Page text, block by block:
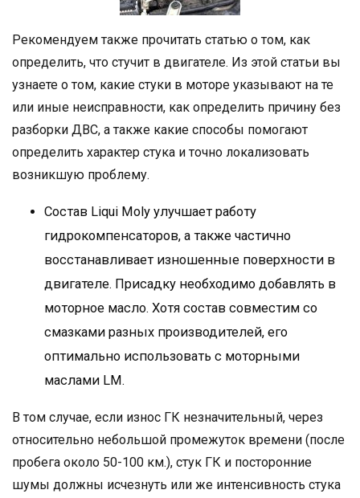
Рекомендуем также прочитать статью о том, как
определить, что стучит в двигателе. Из этой статьи вы
узнаете о том, какие стуки в моторе указывают на те
или иные неисправности, как определить причину без
разборки ДВС, а также какие способы помогают
определить характер стука и точно локализовать
возникшую проблему.
Состав Liqui Moly улучшает работу
гидрокомпенсаторов, а также частично
восстанавливает изношенные поверхности в
двигателе. Присадку необходимо добавлять в
моторное масло. Хотя состав совместим со
смазками разных производителей, его
оптимально использовать с моторными
маслами LM.
В том случае, если износ ГК незначительный, через
относительно небольшой промежуток времени (после
пробега около 50-100 км.), стук ГК и посторонние
шумы должны исчезнуть или же интенсивность стука